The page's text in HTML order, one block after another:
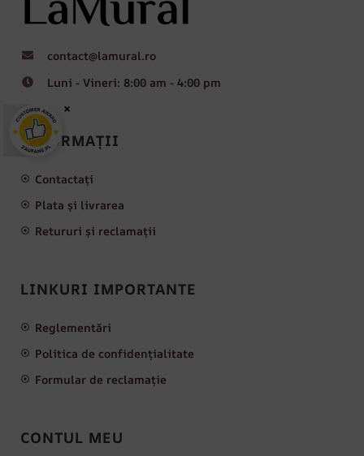
contact@lamural.ro
Luni - Vineri: 8:00 am - 4:00 pm
INFORMAȚII
Contactați
Plata și livrarea
Retururi și reclamații
LINKURI IMPORTANTE
Reglementări
Politica de confidențialitate
Formular de reclamație
CONTUL MEU
×